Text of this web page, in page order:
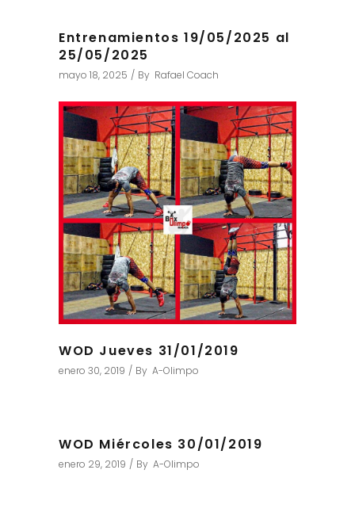
Entrenamientos 19/05/2025 al
25/05/2025
mayo 18, 2025 By Rafael Coach
WOD Jueves 31/01/2019
enero 30, 2019 By A-Olimpo
WOD Miércoles 30/01/2019
enero 29, 2019 By A-Olimpo